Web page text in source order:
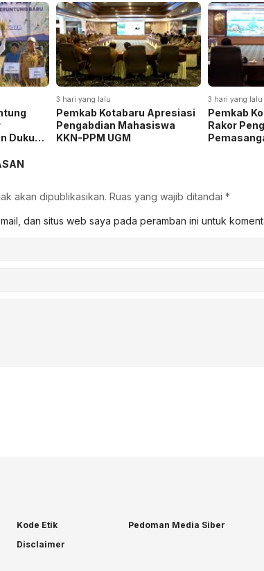
Dukung
3 hari yang lalu
Pemkab Kotabaru Apresiasi
Pengabdian Mahasiswa
KKN-PPM UGM
3 hari yang lalu
Pemkab
Rakor
akan dipublikasikan. Ruas yang wajib ditandai *
dan situs web saya pada peramban ini untuk
Kode Etik
Pedoman Media Siber
Disclaimer